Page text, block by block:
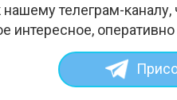
телеграм-
интересное,